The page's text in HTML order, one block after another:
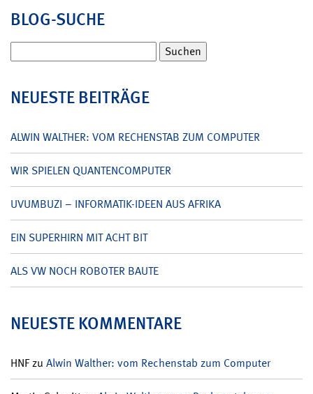
BLOG-SUCHE
nach:
NEUESTE BEITRÄGE
ALWIN WALTHER: VOM RECHENSTAB ZUM COMPUTER
WIR SPIELEN QUANTENCOMPUTER
UVUMBUZI – INFORMATIK-IDEEN AUS AFRIKA
EIN SUPERHIRN MIT ACHT BIT
ALS VW NOCH ROBOTER BAUTE
NEUESTE KOMMENTARE
HNFzu Alwin Walther: vom Rechenstab zum Computer